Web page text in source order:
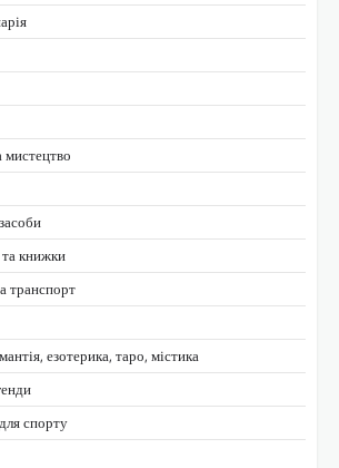
мистецтво
книжки
транспорт
езотерика, таро, містика
спорту